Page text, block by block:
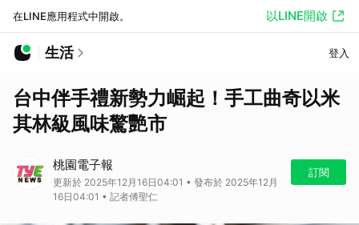
在LINE應用程式中開啟。 以LINE開啟
生活 登入
台中伴手禮新勢力崛起！手工曲奇以米
其林級風味驚艷市
桃園電子報
更新於 2025年12月16日04:01 • 發布於 2025年12月
16日04:01 • 記者傅聖仁
訂閱